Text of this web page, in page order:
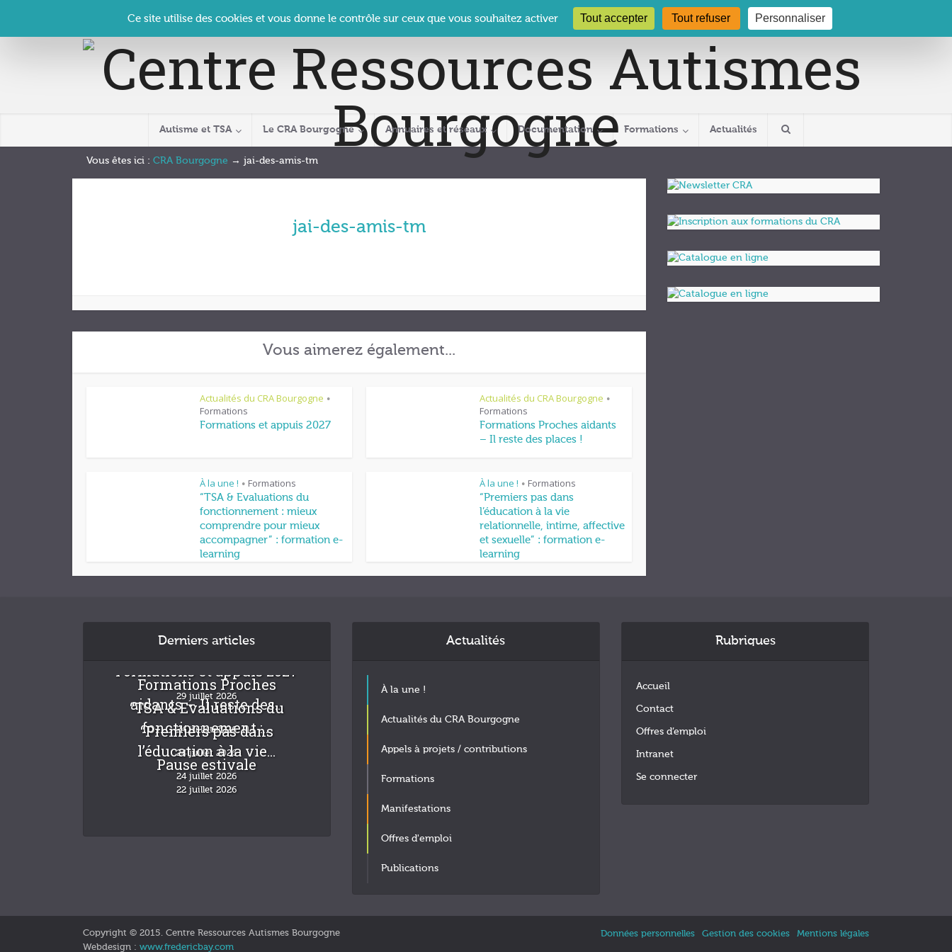
Contact Se connecter | CRA Bourgogne – Le Clos des Présidents – 19-21 rue Coty – 21 000 DIJON cra@crabourgogne.org 03 80 29 54 19
Autisme et TSA Le CRA Bourgogne Annuaires et réseaux Documentation Formations Actualités
Vous êtes ici : CRA Bourgogne → jai-des-amis-tm
jai-des-amis-tm
Vous aimerez également...
Actualités du CRA Bourgogne •
Formations
Formations et appuis 2027
Actualités du CRA Bourgogne •
Formations
Formations Proches aidants
– Il reste des places !
À la une ! • Formations
“TSA & Evaluations du
fonctionnement : mieux
comprendre pour mieux
accompagner” : formation e-
learning
À la une ! • Formations
“Premiers pas dans
l’éducation à la vie
relationnelle, intime, affective
et sexuelle” : formation e-
learning
Derniers articles
Formations et appuis 2027
29 juillet 2026
Formations Proches
aidants – Il reste des...
24 juillet 2026
“TSA & Evaluations du
fonctionnement :...
24 juillet 2026
“Premiers pas dans
l’éducation à la vie...
24 juillet 2026
Pause estivale
22 juillet 2026
Actualités
À la une !
Actualités du CRA Bourgogne
Appels à projets / contributions
Formations
Manifestations
Offres d'emploi
Publications
Rubriques
Accueil
Contact
Offres d’emploi
Intranet
Se connecter
Copyright © 2015. Centre Ressources Autismes Bourgogne
Webdesign : www.fredericbay.com
Données personnelles Gestion des cookies Mentions légales
Ce site utilise des cookies et vous donne le contrôle sur ceux que vous souhaitez activer Tout accepter Tout refuser Personnaliser